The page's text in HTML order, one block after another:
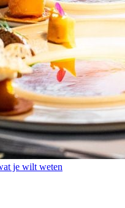
je wilt weten